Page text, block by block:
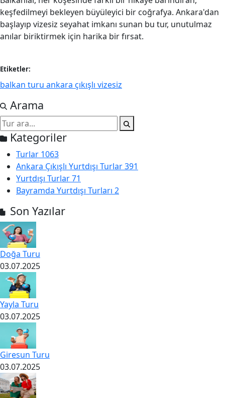
keşfedilmeyi bekleyen büyüleyici bir coğrafya. Ankara'dan
başlayıp vizesiz seyahat imkanı sunan bu tur, unutulmaz
anılar biriktirmek için harika bir fırsat.
Etiketler:
balkan turu ankara çıkışlı vizesiz
Arama
Kategoriler
Turlar 1063
Ankara Çıkışlı Yurtdışı Turlar391
Yurtdışı Turlar71
Bayramda Yurtdışı Turları 2
Son Yazılar
Doğa Turu
03.07.2025
Yayla Turu
03.07.2025
Giresun Turu
03.07.2025